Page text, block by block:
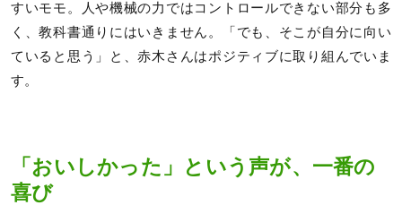
すいモモ。人や機械の力ではコントロールできない部分も多
く、教科書通りにはいきません。「でも、そこが自分に向い
ていると思う」と、赤木さんはポジティブに取り組んでいま
す。
「おいしかった」という声が、一番の
喜び